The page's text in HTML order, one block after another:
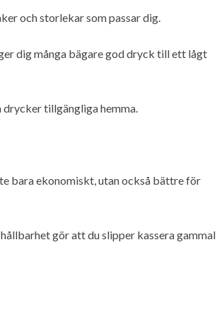
och storlekar som passar dig.
dig många bägare god dryck till ett lågt
drycker tillgängliga hemma.
bara ekonomiskt, utan också bättre för
gör att du slipper kassera gammal